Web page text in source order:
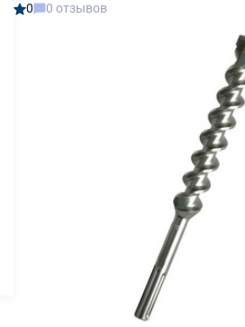
0 0 отзывов